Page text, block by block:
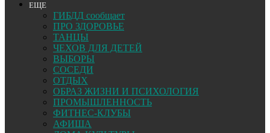
ЕЩЕ
ГИБДД сообщает
ПРО ЗДОРОВЬЕ
ТАНЦЫ
ЧЕХОВ ДЛЯ ДЕТЕЙ
ВЫБОРЫ
СОСЕДИ
ОТДЫХ
ОБРАЗ ЖИЗНИ И ПСИХОЛОГИЯ
ПРОМЫШЛЕННОСТЬ
ФИТНЕС-КЛУБЫ
АФИША